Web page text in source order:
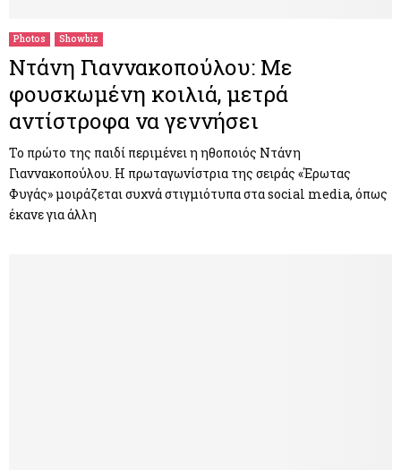
Photos Showbiz
Ντάνη Γιαννακοπούλου: Με
φουσκωμένη κοιλιά, μετρά
αντίστροφα να γεννήσει
Το πρώτο της παιδί περιμένει η ηθοποιός Ντάνη
Γιαννακοπούλου. Η πρωταγωνίστρια της σειράς «Έρωτας
Φυγάς» μοιράζεται συχνά στιγμιότυπα στα social media, όπως
έκανε για άλλη